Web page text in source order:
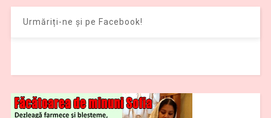
Urmăriți-ne și pe Facebook!